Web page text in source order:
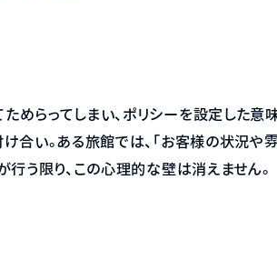
らってしまい、ポリシーを設定した意
合い。ある旅館では、「お客様の状況
行う限り、この心理的な壁は消えません。